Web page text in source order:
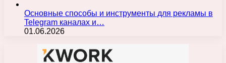
Основные способы и инструменты для рекламы в
Telegram каналах и…
01.06.2026